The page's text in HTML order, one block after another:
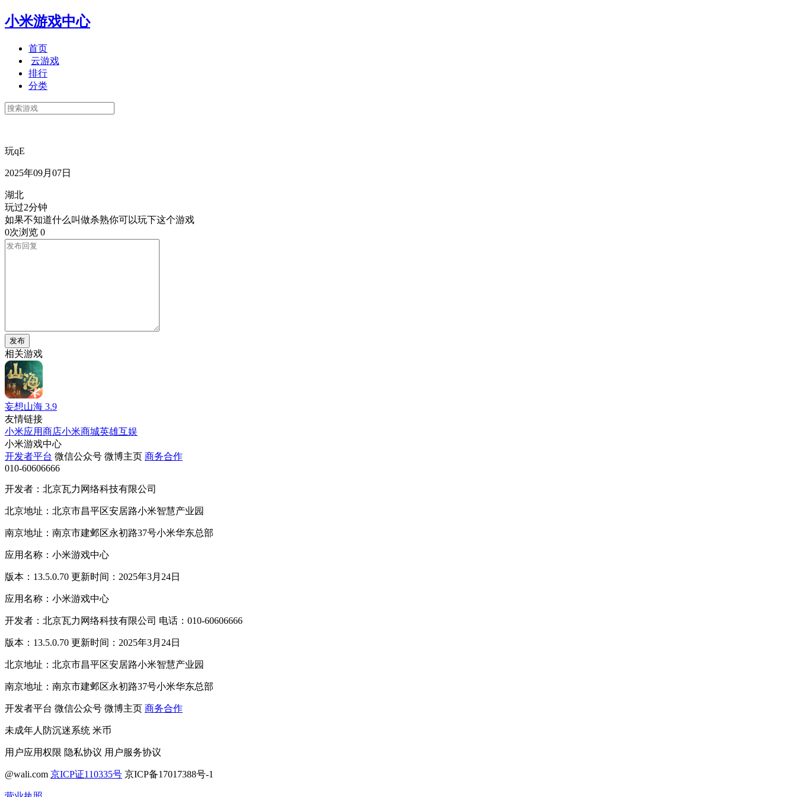
小米游戏中心
首页
云游戏
排行
分类
玩qE
2025年09月07日
湖北
玩过2分钟
如果不知道什么叫做杀熟你可以玩下这个游戏
0次浏览 0
发布
相关游戏
妄想山海 3.9
友情链接
小米应用商店小米商城英雄互娱
小米游戏中心
开发者平台 微信公众号 微博主页 商务合作
010-60606666
开发者：北京瓦力网络科技有限公司
北京地址：北京市昌平区安居路小米智慧产业园
南京地址：南京市建邺区永初路37号小米华东总部
应用名称：小米游戏中心
版本：13.5.0.70 更新时间：2025年3月24日
应用名称：小米游戏中心
开发者：北京瓦力网络科技有限公司 电话：010-60606666
版本：13.5.0.70 更新时间：2025年3月24日
北京地址：北京市昌平区安居路小米智慧产业园
南京地址：南京市建邺区永初路37号小米华东总部
开发者平台 微信公众号 微博主页 商务合作
未成年人防沉迷系统 米币
用户应用权限 隐私协议 用户服务协议
@wali.com 京ICP证110335号 京ICP备17017388号-1